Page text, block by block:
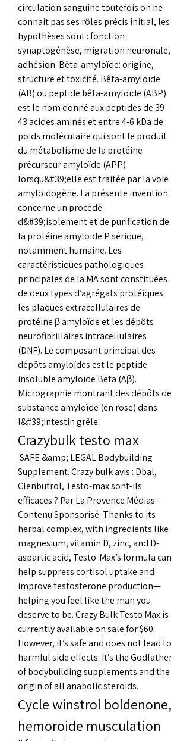
circulation sanguine toutefois on ne
connait pas ses rôles précis initial, les
hypothèses sont : fonction
synaptogénèse, migration neuronale,
adhésion. Bêta-amyloïde: origine,
structure et toxicité. Bêta-amyloïde
(AB) ou peptide bêta-amyloïde (ABP)
est le nom donné aux peptides de 39-
43 acides aminés et entre 4-6 kDa de
poids moléculaire qui sont le produit
du métabolisme de la protéine
précurseur amyloïde (APP)
lorsqu&#39;elle est traitée par la voie
amyloïdogène. La présente invention
concerne un procédé
d&#39;isolement et de purification de
la protéine amyloïde P sérique,
notamment humaine. Les
caractéristiques pathologiques
principales de la MA sont constituées
de deux types d’agrégats protéiques :
les plaques extracellulaires de
protéine β amyloïde et les dépôts
neurofibrillaires intracellulaires
(DNF). Le composant principal des
dépôts amyloïdes est le peptide
insoluble amyloïde Beta (Aβ).
Micrographie montrant des dépôts de
substance amyloïde (en rose) dans
l&#39;intestin grêle.
Crazybulk testo max
Supplement. Crazy bulk avis : Dbal,
Clenbutrol, Testo-max sont-ils
efficaces ? Par La Provence Médias -
Contenu Sponsorisé. Thanks to its
herbal complex, with ingredients like
magnesium, vitamin D, zinc, and D-
aspartic acid, Testo-Max’s formula can
help suppress cortisol uptake and
improve testosterone production—
helping you feel like the man you
deserve to be. Crazy Bulk Testo Max is
currently available on sale for $60.
However, it’s safe and does not lead to
harmful side effects. It’s the Godfather
of bodybuilding supplements and the
origin of all anabolic steroids.
Cycle winstrol boldenone,
hemoroide musculation